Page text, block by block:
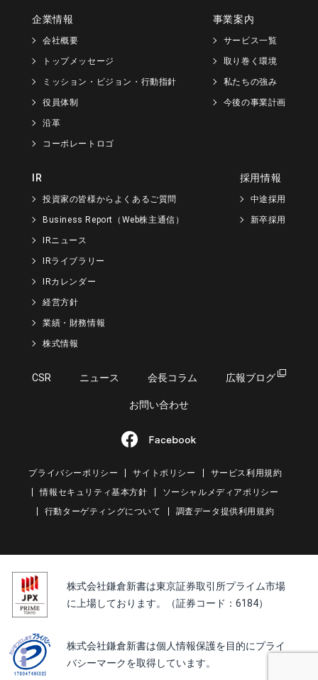
企業情報
会社概要
トップメッセージ
ミッション・ビジョン・行動指針
役員体制
沿革
コーポレートロゴ
事業案内
サービス一覧
取り巻く環境
私たちの強み
今後の事業計画
IR
投資家の皆様からよくあるご質問
Business Report（Web株主通信）
IRニュース
IRライブラリー
IRカレンダー
経営方針
業績・財務情報
株式情報
採用情報
中途採用
新卒採用
CSR ニュース 会長コラム 広報ブログ
お問い合わせ
プライバシーポリシー サイトポリシー
サービス利用規約
情報セキュリティ基本方針
ソーシャルメディアポリシー
行動ターゲティングについて
調査データ提供利用規約
株式会社鎌倉新書は東京証券取引所プライム市場
に上場しております。（証券コード：6184）
株式会社鎌倉新書は個人情報保護を目的にプライ
バシーマークを取得しています。